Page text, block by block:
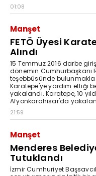
01:08
Manşet
FETÖ Üyesi
Alındı
15 Temmuz 2016 darbe
dönemin Cumhurbaşkanı
teşebbüsünde bulunmakla
Karatepe'ye yardım ettiği
yakalandı. Karatepe, 10
Afyonkarahisar'da
21:59
Manşet
Menderes
Tutuklandı
İzmir Cumhuriyet